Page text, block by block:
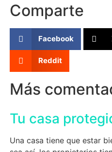
Comparte
Facebook
Reddit
Más
Tu casa
Una casa tiene que estar